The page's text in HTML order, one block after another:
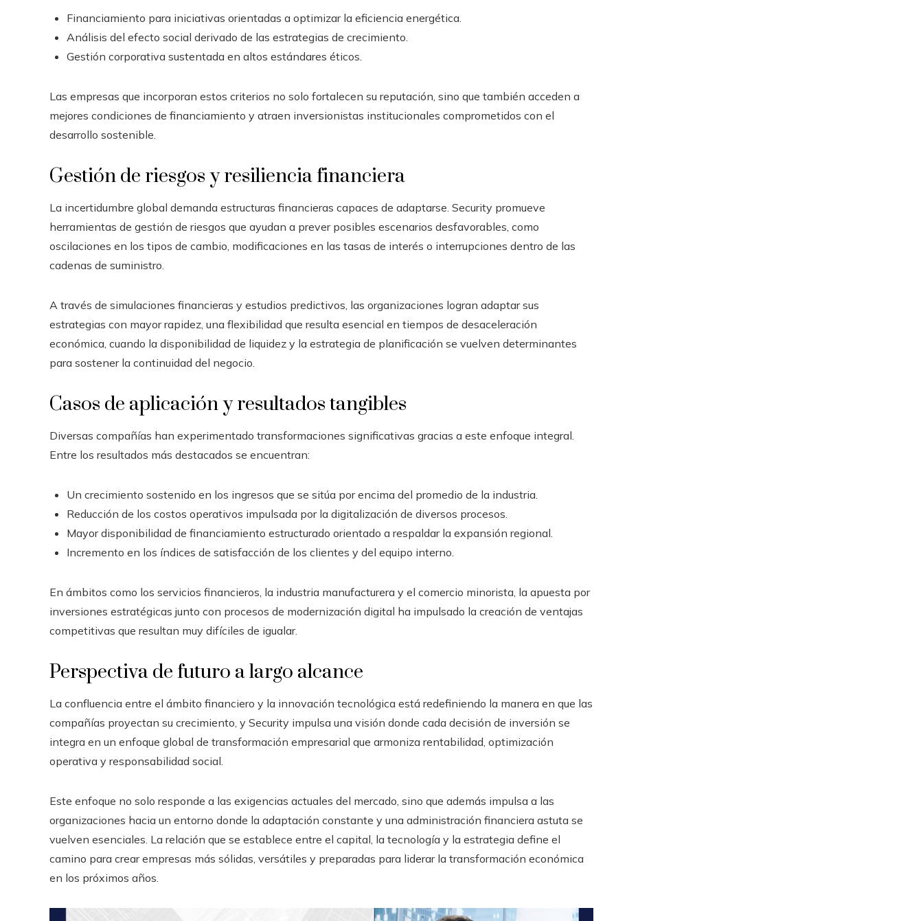
Financiamiento para iniciativas orientadas a optimizar la eficiencia energética.
Análisis del efecto social derivado de las estrategias de crecimiento.
Gestión corporativa sustentada en altos estándares éticos.
Las empresas que incorporan estos criterios no solo fortalecen su reputación, sino que también acceden a
mejores condiciones de financiamiento y atraen inversionistas institucionales comprometidos con el
desarrollo sostenible.
Gestión de riesgos y resiliencia financiera
La incertidumbre global demanda estructuras financieras capaces de adaptarse. Security promueve
herramientas de gestión de riesgos que ayudan a prever posibles escenarios desfavorables, como
oscilaciones en los tipos de cambio, modificaciones en las tasas de interés o interrupciones dentro de las
cadenas de suministro.
A través de simulaciones financieras y estudios predictivos, las organizaciones logran adaptar sus
estrategias con mayor rapidez, una flexibilidad que resulta esencial en tiempos de desaceleración
económica, cuando la disponibilidad de liquidez y la estrategia de planificación se vuelven determinantes
para sostener la continuidad del negocio.
Casos de aplicación y resultados tangibles
Diversas compañías han experimentado transformaciones significativas gracias a este enfoque integral.
Entre los resultados más destacados se encuentran:
Un crecimiento sostenido en los ingresos que se sitúa por encima del promedio de la industria.
Reducción de los costos operativos impulsada por la digitalización de diversos procesos.
Mayor disponibilidad de financiamiento estructurado orientado a respaldar la expansión regional.
Incremento en los índices de satisfacción de los clientes y del equipo interno.
En ámbitos como los servicios financieros, la industria manufacturera y el comercio minorista, la apuesta por
inversiones estratégicas junto con procesos de modernización digital ha impulsado la creación de ventajas
competitivas que resultan muy difíciles de igualar.
Perspectiva de futuro a largo alcance
La confluencia entre el ámbito financiero y la innovación tecnológica está redefiniendo la manera en que las
compañías proyectan su crecimiento, y Security impulsa una visión donde cada decisión de inversión se
integra en un enfoque global de transformación empresarial que armoniza rentabilidad, optimización
operativa y responsabilidad social.
Este enfoque no solo responde a las exigencias actuales del mercado, sino que además impulsa a las
organizaciones hacia un entorno donde la adaptación constante y una administración financiera astuta se
vuelven esenciales. La relación que se establece entre el capital, la tecnología y la estrategia define el
camino para crear empresas más sólidas, versátiles y preparadas para liderar la transformación económica
en los próximos años.